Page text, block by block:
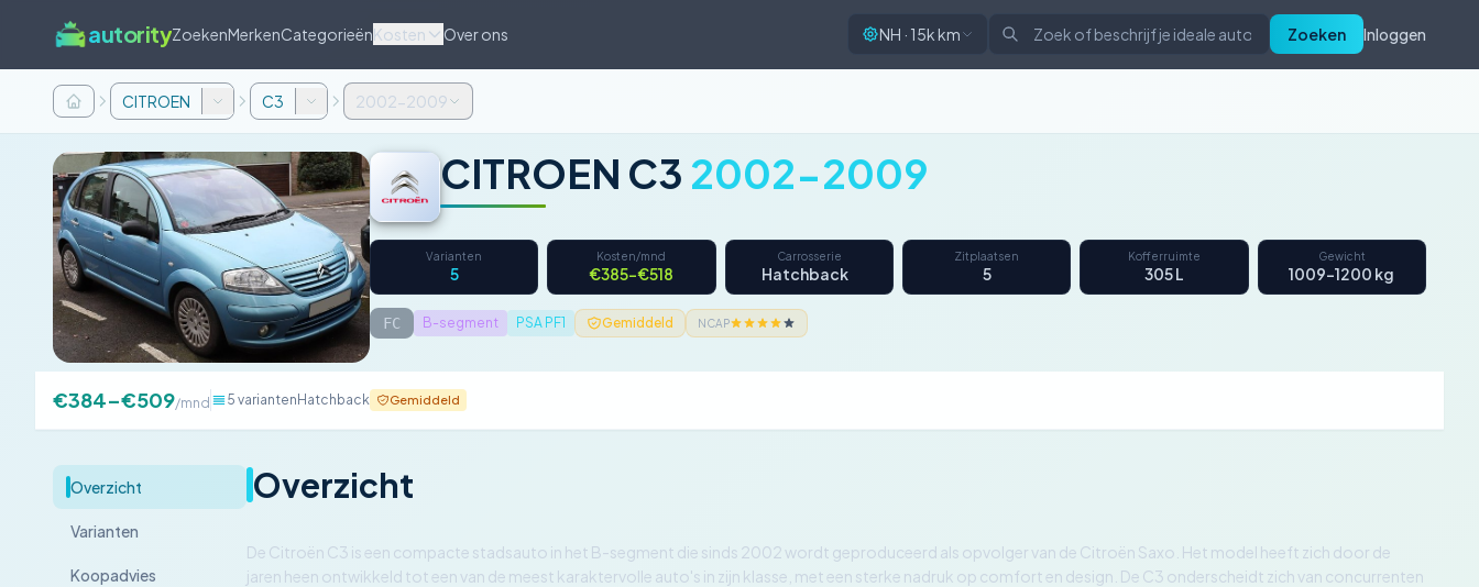
autorityZoekenMerkenCategorieënKosten Over ons NH · 15k km Zoeken Inloggen
CITROEN C3 2002-2009
CITROEN C3 2002-2009
Varianten
5
Kosten/mnd
€385–€518
Carrosserie
Hatchback
Zitplaatsen
5
Kofferruimte
305 L
Gewicht
1009–1200 kg
FC B-segment PSA PF1 Gemiddeld NCAP
€384–€509/mnd 5 varianten Hatchback Gemiddeld
Overzicht
Varianten
Koopadvies
Overzicht
De Citroën C3 is een compacte stadsauto in het B-segment die sinds 2002 wordt geproduceerd als opvolger van de Citroën Saxo. Het model heeft zich door de
jaren heen ontwikkeld tot een van de meest karaktervolle auto's in zijn klasse, met een sterke nadruk op comfort en design. De C3 onderscheidt zich van concurrenten